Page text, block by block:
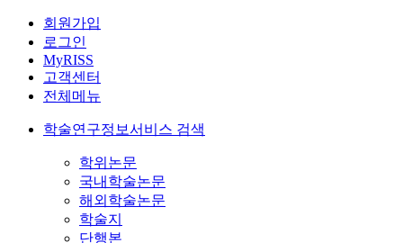
회원가입
로그인
MyRISS
고객센터
전체메뉴
학술연구정보서비스 검색
학위논문
국내학술논문
해외학술논문
학술지
단행본